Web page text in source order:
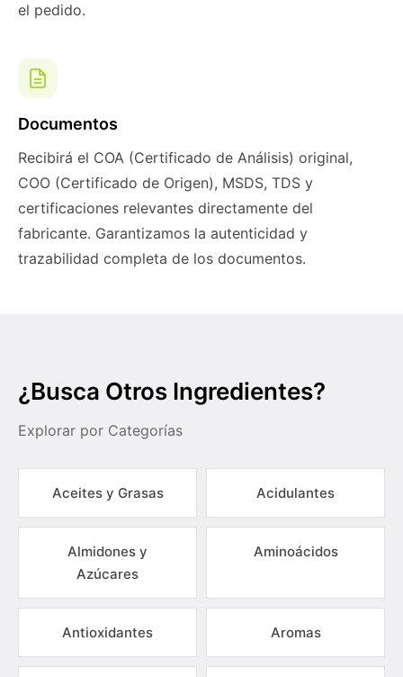
el pedido.
Documentos
Recibirá el COA (Certificado de Análisis) original,
COO (Certificado de Origen), MSDS, TDS y
certificaciones relevantes directamente del
fabricante. Garantizamos la autenticidad y
trazabilidad completa de los documentos.
¿Busca Otros Ingredientes?
Explorar por Categorías
Aceites y Grasas Acidulantes
Almidones y
Azúcares
Aminoácidos
Antioxidantes Aromas